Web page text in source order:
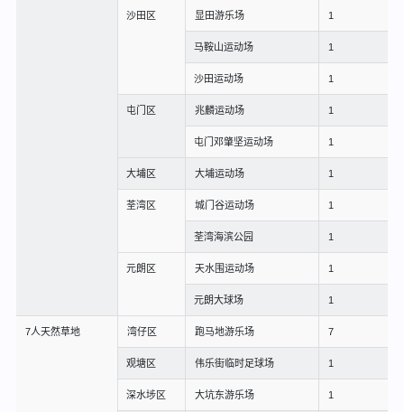
沙田区 显田游乐场 1
马鞍山运动场 1
沙田运动场 1
屯门区 兆麟运动场 1
屯门邓肇坚运动场 1
大埔区 大埔运动场 1
荃湾区 城门谷运动场 1
荃湾海滨公园 1
元朗区 天水围运动场 1
元朗大球场 1
7人天然草地 湾仔区 跑马地游乐场 7
观塘区 伟乐街临时足球场 1
深水埗区 大坑东游乐场 1